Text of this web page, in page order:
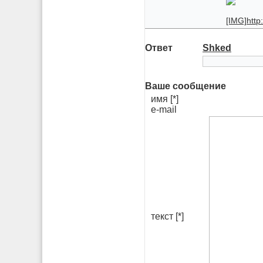
Ответ Shked
Ваше сообщение
имя [*]
e-mail
текст [*]